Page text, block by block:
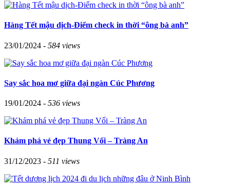
Hàng Tết mậu dịch-Điểm check in thời “ông bà anh”
23/01/2024 - 584 views
Say sắc hoa mơ giữa đại ngàn Cúc Phương
19/01/2024 - 536 views
Khám phá vẻ đẹp Thung Vối – Tràng An
31/12/2023 - 511 views